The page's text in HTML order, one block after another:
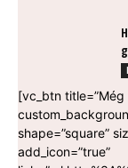
[vc_btn title=”Még
shape=”square”
add_icon=”true”